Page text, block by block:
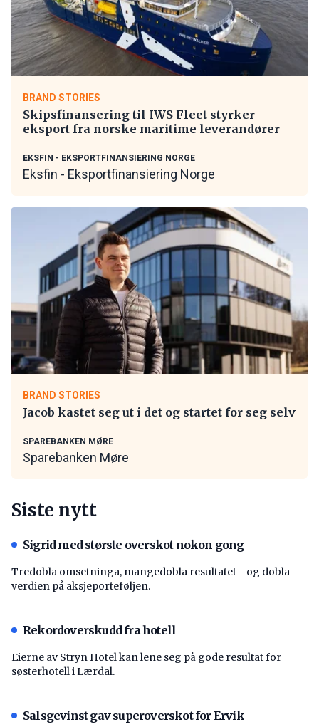
BRAND STORIES
Skipsfinansering til IWS Fleet styrker
eksport fra norske maritime leverandører
EKSFIN - EKSPORTFINANSIERING NORGE
Eksfin - Eksportfinansiering Norge
BRAND STORIES
Jacob kastet seg ut i det og startet for seg selv
SPAREBANKEN MØRE
Sparebanken Møre
Siste nytt
Sigrid med største overskot nokon gong
Tredobla omsetninga, mangedobla resultatet - og dobla
verdien på aksjeporteføljen.
Rekordoverskudd fra hotell
Eierne av Stryn Hotel kan lene seg på gode resultat for
søsterhotell i Lærdal.
Salsgevinst gav superoverskot for Ervik